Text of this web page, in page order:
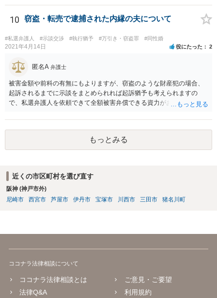
なるような条件では困るでしょう。 支払いの効果を高めるために、弁
護士を立ち合い人にするといいで しょう。 したがって、金額も含め
て、条件については弁護士と話をするといい でしょう。 書面はどちら
が作っても構いません。 書類を作るには、少なくも、５５０００円
は、かかるでしょう。
10 窃盗・転売で逮捕された内縁の夫について
#私選弁護人 #示談交渉 #執行猶予 #万引き・窃盗罪 #同性婚
2021年4月14日 役にたった 2
匿名A 弁護士
被害金額や前科の有無にもよりますが、窃盗のような財産犯の場合、
起訴されるまでに示談をまとめられれば起訴猶予も考えられますの
で、私選弁護人を依頼できて全額被害弁償できる資力がお有りなので
めいたします。起訴されてしまうと前科はついてしまう可能性が極め
て高いので、被害金額はさほど大きくなく初犯で起訴猶予の可能性が
あり得る事案なのであれば、起訴までの弁護活動が極めて重要です。
もちろん国選弁護人であってもできるかぎり最善を尽くす弁護士が大
り、示談をまとめられる可能性が高くなる傾向は否定できないように
思われます。
もっとみる
近くの市区町村を選び直す
阪神 (神戸市外)
尼崎市
西宮市 芦屋市 伊丹市 宝塚市 川西市 三田市 猪名川町
ココナラ法律相談について
ココナラ法律相談とは
法律Q&A
ご意見・ご要望
利用規約